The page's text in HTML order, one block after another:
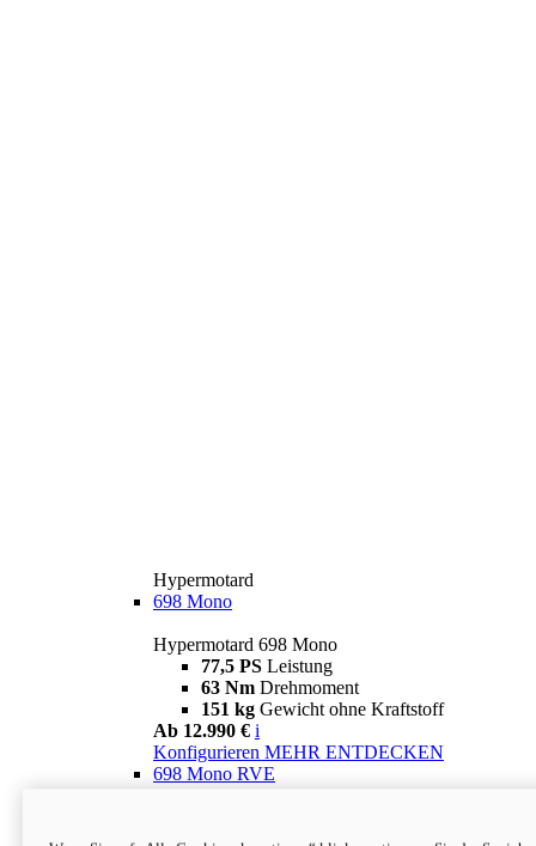
Hypermotard
698 Mono
Hypermotard 698 Mono
77,5 PS Leistung
63 Nm Drehmoment
151 kg Gewicht ohne Kraftstoff
Ab 12.990 € i
Konfigurieren MEHR ENTDECKEN
698 Mono RVE
77,5 PS
Leistung